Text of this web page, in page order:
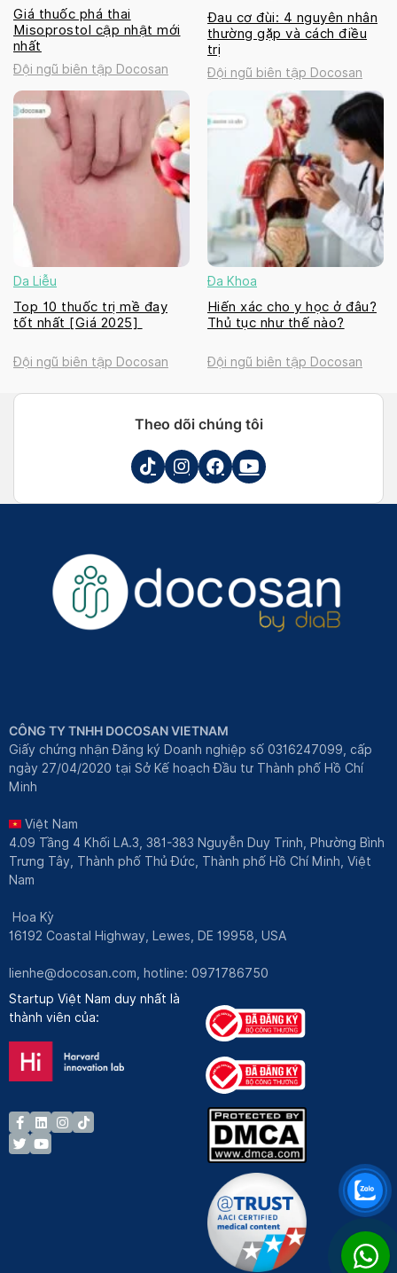
Giá thuốc phá thai
Misoprostol cập nhật mới
nhất
Đội ngũ biên tập Docosan
Đau cơ đùi: 4 nguyên nhân
thường gặp và cách điều
trị
Đội ngũ biên tập Docosan
Da Liễu
Top 10 thuốc trị mề đay
tốt nhất [Giá 2025]
Đội ngũ biên tập Docosan
Đa Khoa
Hiến xác cho y học ở đâu?
Thủ tục như thế nào?
Đội ngũ biên tập Docosan
Theo dõi chúng tôi
CÔNG TY TNHH DOCOSAN VIETNAM
Giấy chứng nhận Đăng ký Doanh nghiệp số 0316247099, cấp
ngày 27/04/2020 tại Sở Kế hoạch Đầu tư Thành phố Hồ Chí
Minh
Việt Nam
4.09 Tầng 4 Khối LA.3, 381-383 Nguyễn Duy Trinh, Phường Bình
Trưng Tây, Thành phố Thủ Đức, Thành phố Hồ Chí Minh, Việt
Nam
Hoa Kỳ
16192 Coastal Highway, Lewes, DE 19958, USA
lienhe@docosan.com , hotline: 0971786750
Startup Việt Nam duy nhất là
thành viên của: